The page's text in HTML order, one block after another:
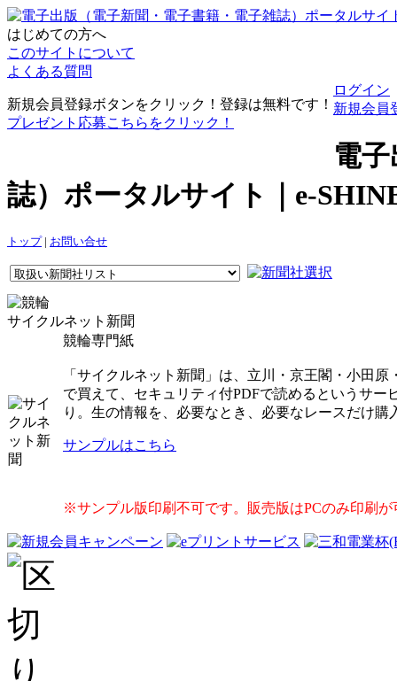
はじめての方へ
このサイトについて
よくある質問
新規会員登録ボタンをクリック！登録は無料です！
プレゼント応募こちらをクリック！
ログイン
新規会員
電
誌）ポータルサイト｜e-
トップ| お問い合せ
サイクルネット新聞
競輪専門紙
「サイクルネット新聞」は、立川・京王閣・小田
で買えて、セキュリティ付PDFで読めるというサ
り。生の情報を、必要なとき、必要なレースだけ購
サンプルはこちら
※サンプル版印刷不可です。販売版はPCのみ印刷が